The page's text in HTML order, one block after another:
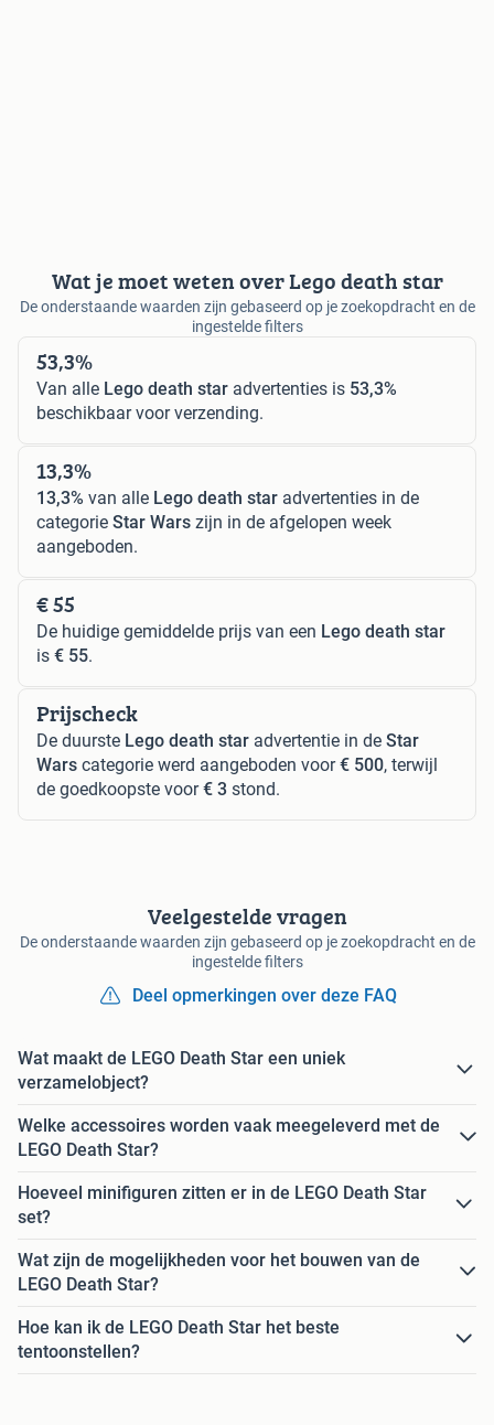
Wat je moet weten over Lego death star
De onderstaande waarden zijn gebaseerd op je zoekopdracht en de
ingestelde filters
53,3%
Van alle Lego death star advertenties is 53,3%
beschikbaar voor verzending.
13,3%
13,3% van alle Lego death star advertenties in de
categorie Star Wars zijn in de afgelopen week
aangeboden.
€ 55
De huidige gemiddelde prijs van een Lego death star
is € 55.
Prijscheck
De duurste Lego death star advertentie in de Star
Wars categorie werd aangeboden voor€ 500, terwijl
de goedkoopste voor€ 3 stond.
Veelgestelde vragen
De onderstaande waarden zijn gebaseerd op je zoekopdracht en de
ingestelde filters
Deel opmerkingen over deze FAQ
Wat maakt de LEGO Death Star een uniek
verzamelobject?
Welke accessoires worden vaak meegeleverd met de
LEGO Death Star?
Hoeveel minifiguren zitten er in de LEGO Death Star
set?
Wat zijn de mogelijkheden voor het bouwen van de
LEGO Death Star?
Hoe kan ik de LEGO Death Star het beste
tentoonstellen?